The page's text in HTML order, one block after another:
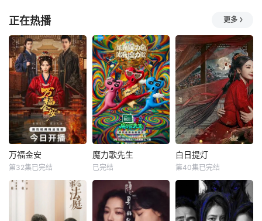
出身贫寒的酿酒师
叶小唯遭遇爱人程
桉、恩师林晚媚的
双重背叛。她从恨
意中涅槃重生，借
私生女桑落的身份
入住程家。她步步
为营，周旋在各怀
心思的豪门众人
间，引猎物上钩。
叶小唯的人生始于
22岁的盛夏，终于
22岁的
L【嘿叭电影-热播
电影免费在线观
看】ee-ith dreams
of becoming a co
ol indie rock musi
cian. Because of
his complete disr
在美容诊所高强
度工作、身心俱疲
的星野绿（桥本环
奈 饰），因诊所突
然倒闭而失业。在
哥哥的建议下，她
来到已故祖母留下
的海边别墅，开启
了一段治愈身心的
“人生假期”。
在这里，她遇到了
神秘别墅管理人西
上
正在热播 更多
万福金安
吴曼思
皇后顾清遭害葬身
火海，魂穿为尚衣
万福金安
第32集已完结
魔力歌先生
大张伟
来自各行各业、不
同身份年龄的魔力s
魔力歌先生
已完结
白日提灯
陈飞宇
魏哲鸣
改编自黎青燃小说
《白日提灯》。
白日提灯
第40集已完结